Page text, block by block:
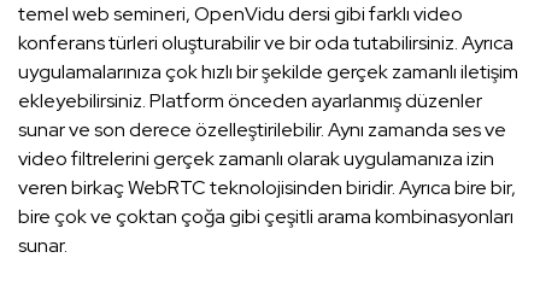
temel web semineri, OpenVidu dersi gibi farklı video
konferans türleri oluşturabilir ve bir oda tutabilirsiniz. Ayrıca
uygulamalarınıza çok hızlı bir şekilde gerçek zamanlı iletişim
ekleyebilirsiniz. Platform önceden ayarlanmış düzenler
sunar ve son derece özelleştirilebilir. Aynı zamanda ses ve
video filtrelerini gerçek zamanlı olarak uygulamanıza izin
veren birkaç WebRTC teknolojisinden biridir. Ayrıca bire bir,
bire çok ve çoktan çoğa gibi çeşitli arama kombinasyonları
sunar.